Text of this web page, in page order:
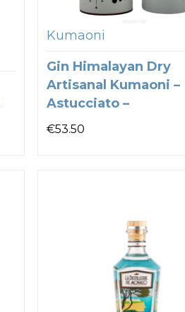
Kumaoni
Gin Himalayan Dry
Artisanal Kumaoni –
Astucciato –
€53.50